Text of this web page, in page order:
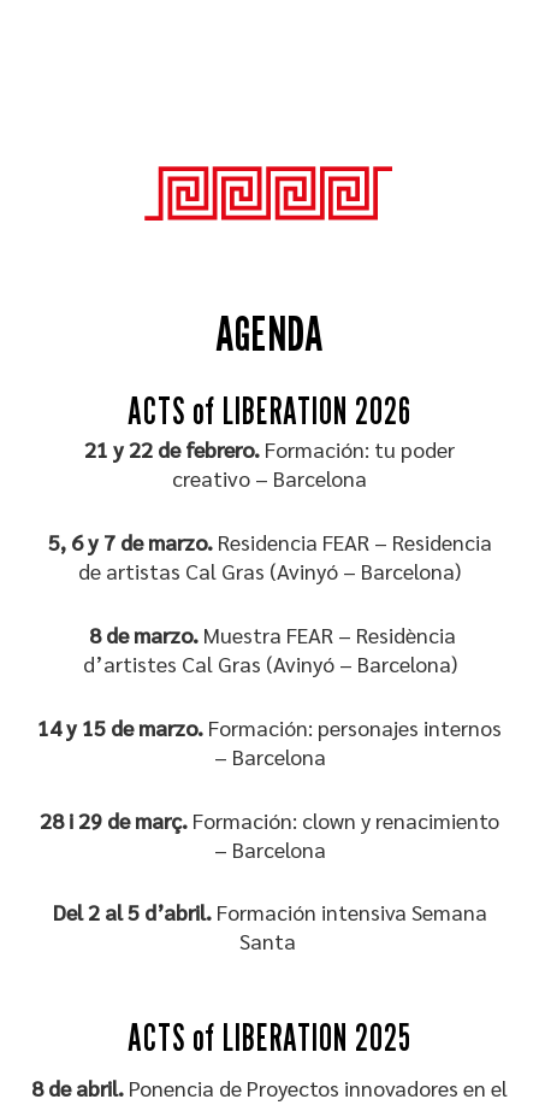
AGENDA
ACTS of LIBERATION 2026
21 y 22 de febrero. Formación: tu poder
creativo – Barcelona
5, 6 y 7 de marzo.Residencia FEAR – Residencia
de artistas Cal Gras (Avinyó – Barcelona)
8 de marzo.Muestra FEAR – Residència
d’artistes Cal Gras (Avinyó – Barcelona)
14 y 15 de marzo. Formación: personajes internos
– Barcelona
28 i 29 de març. Formación: clown y renacimiento
– Barcelona
Del 2 al 5 d’abril.Formación intensiva Semana
Santa
ACTS of LIBERATION 2025
8 de abril. Ponencia de Proyectos innovadores en el